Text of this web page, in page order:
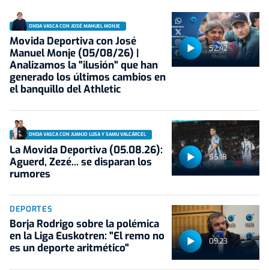
52:42
ONDA VASCA CON JOSÉ MANUEL MONJE
Movida Deportiva con José
Manuel Monje (05/08/26) |
Analizamos la "ilusión" que han
generado los últimos cambios en
el banquillo del Athletic
55:18
ONDA VASCA CON JUANJO LUSA Y SAMU VALCÁRCEL
La Movida Deportiva (05.08.26):
Aguerd, Zezé... se disparan los
rumores
09:23
DEPORTES
Borja Rodrigo sobre la polémica
en la Liga Euskotren: "El remo no
es un deporte aritmético"